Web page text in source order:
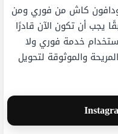
كاش من فوري ومن
يجب أن تكون الآن قادرًا
خدمة فوري ولا
والموثوقة لتحويل